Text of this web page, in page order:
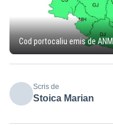
Cod portocaliu emis de ANM
Scris de
Stoica Marian